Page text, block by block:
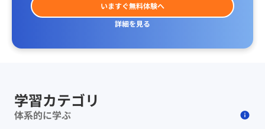
いますぐ無料体験へ
詳細を見る
学習カテゴリ
体系的に学ぶ